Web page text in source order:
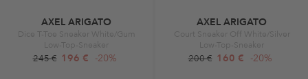
AXEL ARIGATO
Dice T-Toe Sneaker White/Gum
Low-Top-Sneaker
245 € 196 € -20%
AXEL ARIGATO
Court Sneaker Off White/Silver
Low-Top-Sneaker
200 € 160 € -20%